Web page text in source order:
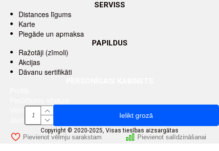
Ielikt grozā
Pievienot vēlmju sarakstam Pievienot salīdzināšanai
SERVISS
Distances līgums
Karte
Piegāde un apmaksa
PAPILDUS
Ražotāji (zīmoli)
Akcijas
Dāvanu sertifikāti
Vēlmju saraksts
Jaunumu saņemšana pa e-pastu
Copyright © 2020-2025, Visas tiesības aizsargātas